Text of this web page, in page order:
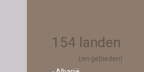
154 landen
(en gebieden)